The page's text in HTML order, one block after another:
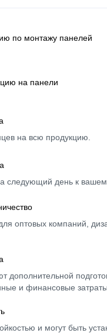
по монтажу панелей
на панели
на всю продукцию.
следующий день к
оптовых компаний,
дополнительной
и финансовые затраты
и могут быть